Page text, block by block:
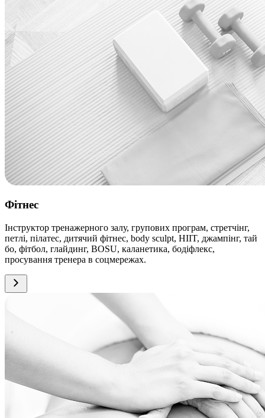
Фітнес
Інструктор тренажерного залу, групових програм, стретчінг,
петлі, пілатес, дитячий фітнес, body sculpt, HIIT, джампінг, тай
бо, фітбол, глайдинг, BOSU, каланетика, бодіфлекс,
просування тренера в соцмережах.